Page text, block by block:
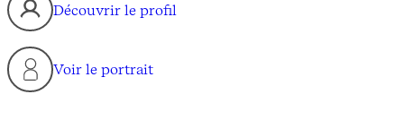
Découvrir le profil
Voir le portrait